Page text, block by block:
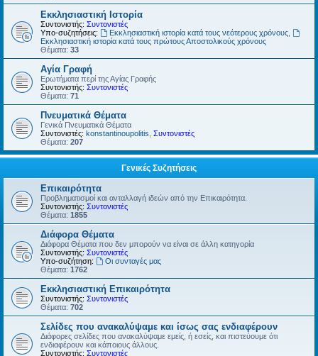
Εκκλησιαστική Ιστορία
Συντονιστής: Συντονιστές
Υπο-συζητήσεις:
Εκκλησιαστική ιστορία κατά τους νεότερους χρόνους,
Εκκλησιαστική ιστορία κατά τους πρώτους Αποστολικούς χρόνους
Θέματα: 33
Αγία Γραφή
Ερωτήματα περί της Αγίας Γραφής
Συντονιστής: Συντονιστές
Θέματα: 71
Πνευματικά Θέματα
Γενικά Πνευματικά Θέματα
Συντονιστές: konstantinoupolitis Συντονιστές
Θέματα: 207
Γενικές Συζητήσεις
Επικαιρότητα
Προβληματισμοί και ανταλλαγή ιδεών από την Επικαιρότητα.
Συντονιστής: Συντονιστές
Θέματα: 1855
Διάφορα Θέματα
Διάφορα Θέματα που δεν μπορούν να είναι σε άλλη κατηγορία
Συντονιστής: Συντονιστές
Υπο-συζήτηση:
Οι συνταγές μας
Θέματα: 1762
Εκκλησιαστική Επικαιρότητα
Συντονιστής: Συντονιστές
Θέματα: 702
Σελίδες που ανακαλύψαμε και ίσως σας ενδιαφέρουν
Διάφορες σελίδες που ανακαλύψαμε εμείς, ή εσείς, και πιστεύουμε ότι
ενδιαφέρουν και κάποιους άλλους.
Συντονιστής: Συντονιστές